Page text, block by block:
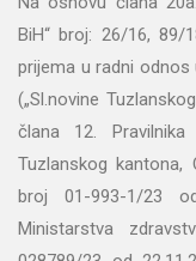
BiH“ broj: 26/16, 89/
prijema u radni
(„Sl.novine
člana 12.
Tuzlanskog
broj 01-993-1/23
Ministarstva